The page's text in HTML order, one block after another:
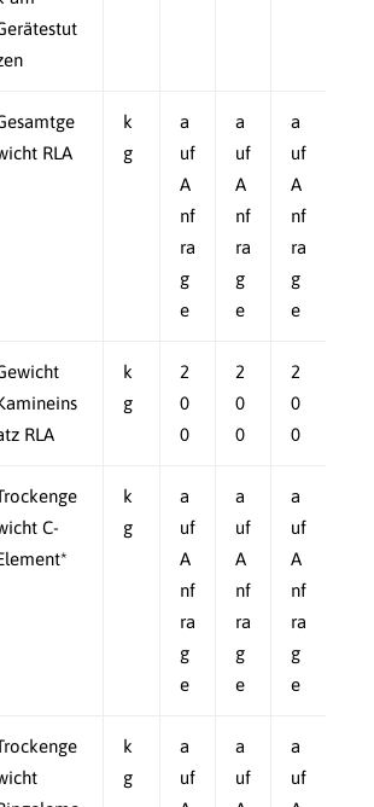
RLA
k
g
a
uf
A
nf
ra
g
e
a
uf
A
nf
ra
g
e
a
uf
A
nf
ra
g
e
RLA
k
g
2
0
0
2
0
0
2
0
0
C-
k
g
a
uf
A
nf
ra
g
e
a
uf
A
nf
ra
g
e
a
uf
A
nf
ra
g
e
k
g
a
uf
a
uf
a
uf